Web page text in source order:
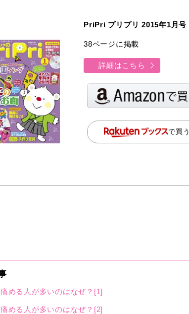
PriPri プリプリ 2015年1月号
38ページに掲載
詳細はこちら
で買う
める人が多いのはなぜ？[1]
める人が多いのはなぜ？[2]